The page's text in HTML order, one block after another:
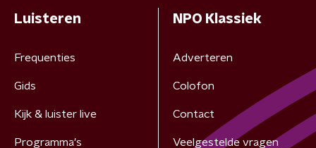
Luisteren
Frequenties
Gids
Kijk & luister live
Programma's
NPO Klassiek
Adverteren
Colofon
Contact
Veelgestelde vragen